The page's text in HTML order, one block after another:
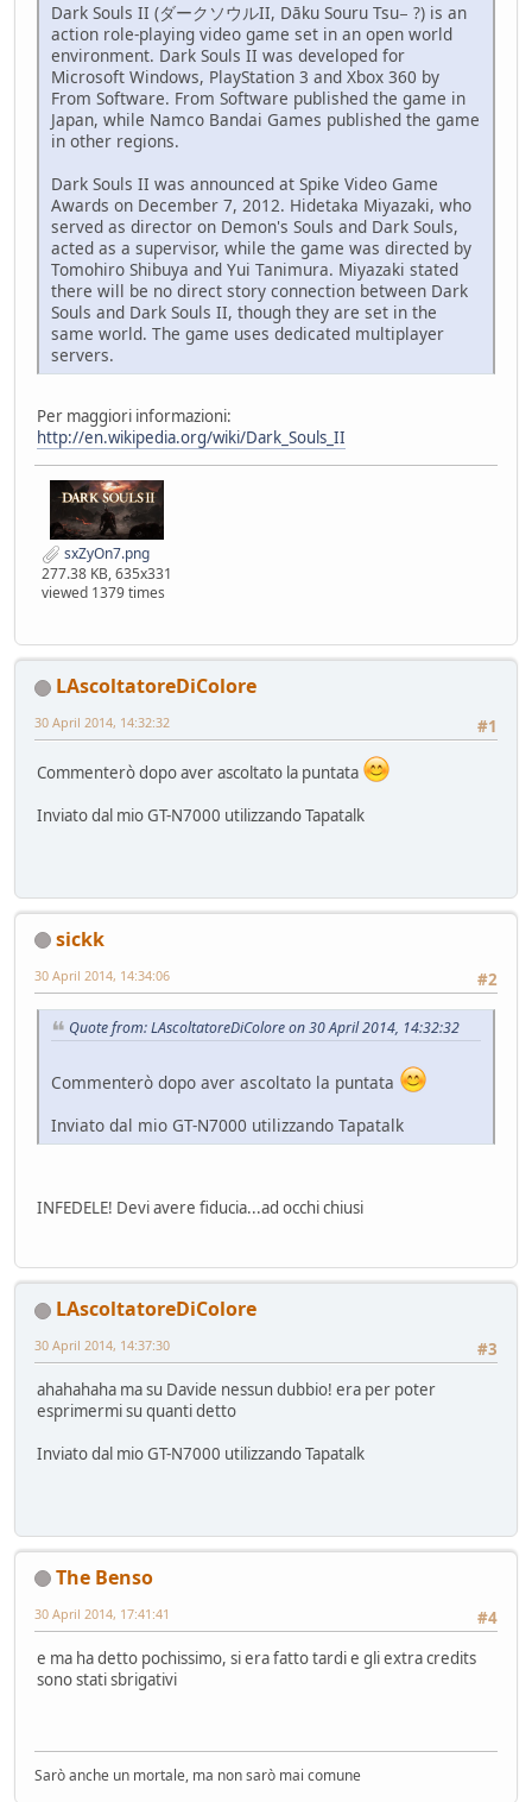
Dark Souls II (ダークソウルII, Dāku Souru Tsu− ?) is an
action role-playing video game set in an open world
environment. Dark Souls II was developed for
Microsoft Windows, PlayStation 3 and Xbox 360 by
From Software. From Software published the game in
Japan, while Namco Bandai Games published the game
in other regions.
Dark Souls II was announced at Spike Video Game
Awards on December 7, 2012. Hidetaka Miyazaki, who
served as director on Demon's Souls and Dark Souls,
acted as a supervisor, while the game was directed by
Tomohiro Shibuya and Yui Tanimura. Miyazaki stated
there will be no direct story connection between Dark
Souls and Dark Souls II, though they are set in the
same world. The game uses dedicated multiplayer
servers.
Per maggiori informazioni:
http://en.wikipedia.org/wiki/Dark_Souls_II
sxZyOn7.png
277.38 KB, 635x331
viewed 1379 times
LAscoltatoreDiColore
#1
30 April 2014, 14:32:32
Commenterò dopo aver ascoltato la puntata
Inviato dal mio GT-N7000 utilizzando Tapatalk
sickk
#2
30 April 2014, 14:34:06
Quote from: LAscoltatoreDiColore on 30 April 2014, 14:32:32
Commenterò dopo aver ascoltato la puntata
Inviato dal mio GT-N7000 utilizzando Tapatalk
INFEDELE! Devi avere fiducia...ad occhi chiusi
LAscoltatoreDiColore
#3
30 April 2014, 14:37:30
ahahahaha ma su Davide nessun dubbio! era per poter
esprimermi su quanti detto
Inviato dal mio GT-N7000 utilizzando Tapatalk
The Benso
#4
30 April 2014, 17:41:41
e ma ha detto pochissimo, si era fatto tardi e gli extra credits
sono stati sbrigativi
Sarò anche un mortale, ma non sarò mai comune